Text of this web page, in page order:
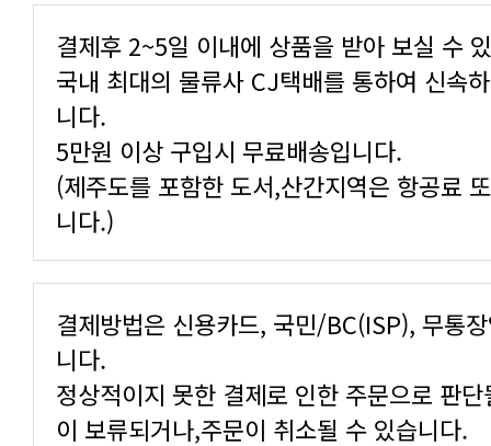
결제후 2~5일 이내에 상품을 받아 보실 수
니다.
5만원 이상 구입시 무료배송입니다.
니다.)
니다.
이 보류되거나,주문이 취소될 수 있습니다.